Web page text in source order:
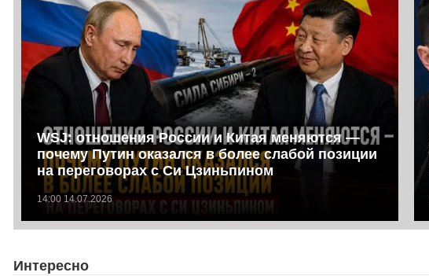
WSJ: отношения России и Китая меняются —
почему Путин оказался в более слабой позиции
на переговорах с Си Цзиньпином
14:00 14.07.2026
Интересно